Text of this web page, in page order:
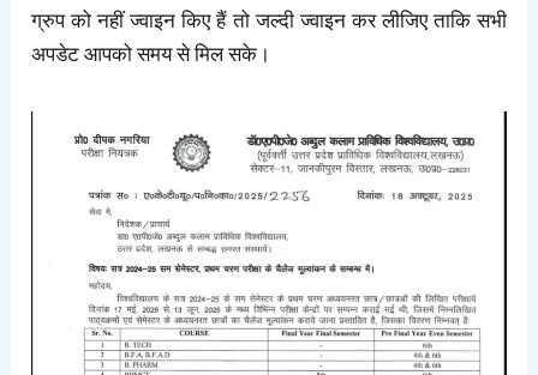
ग्रुप को नहीं ज्वाइन किए हैं तो जल्दी ज्वाइन कर लीजिए ताकि सभी
अपडेट आपको समय से मिल सके।